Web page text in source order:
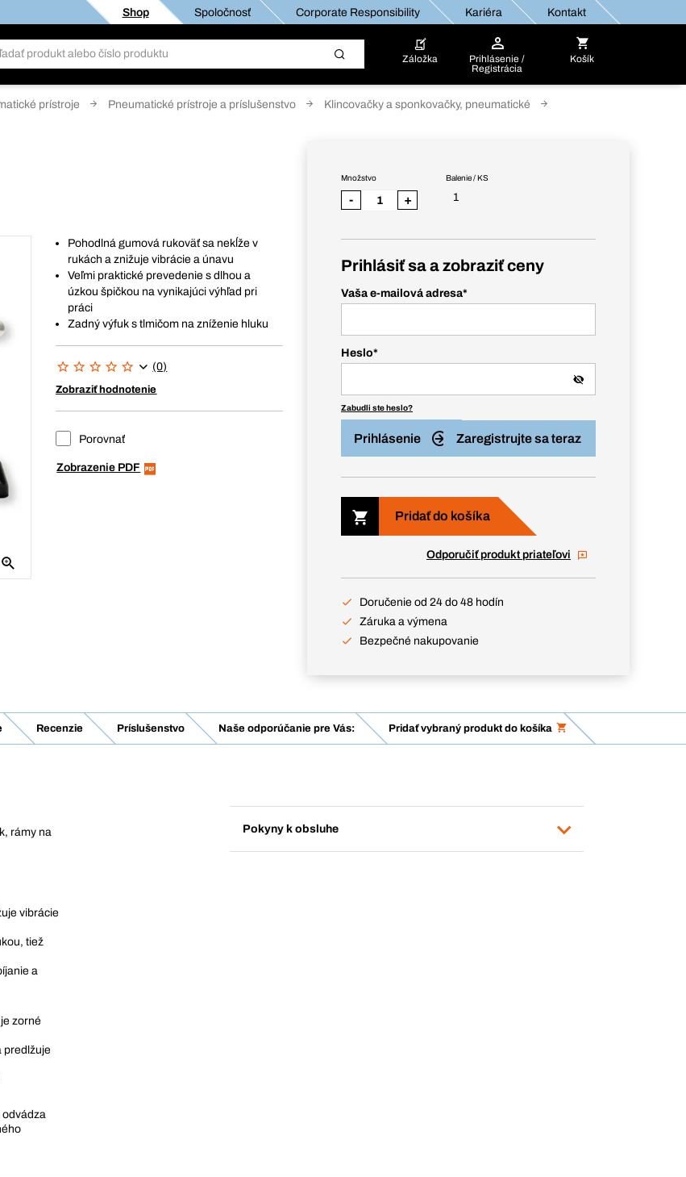
Shop Spoločnosť Corporate Responsibility Kariéra Kontakt
Záložka
Prihlásenie /
Registrácia
Košík
prístroje Pneumatické prístroje a príslušenstvo
Klincovačky a sponkovačky, pneumatické
Pohodlná gumová rukoväť sa nekĺže v
rukách a znižuje vibrácie a únavu
Veľmi praktické prevedenie s dlhou a
úzkou špičkou na vynikajúci výhľad pri
práci
Zadný výfuk s tlmičom na zníženie hluku
(0)
Zobraziť hodnotenie
Porovnať
Zobrazenie PDF
Balenie / KS
1
Množstvo
- +
Prihlásiť sa a zobraziť ceny
Vaša e-mailová adresa*
Heslo*
Zabudli ste heslo?
Prihlásenie Zaregistrujte sa teraz
Pridať do košíka
Odporučiť produkt priateľovi
Doručenie od 24 do 48 hodín
Záruka a výmena
Bezpečné nakupovanie
Recenzie Príslušenstvo Naše odporúčanie pre Vás: Pridať vybraný produkt do košíka
rámy na
vibrácie
tiež
a
zorné
predlžuje
odvádza
Pokyny k obsluhe